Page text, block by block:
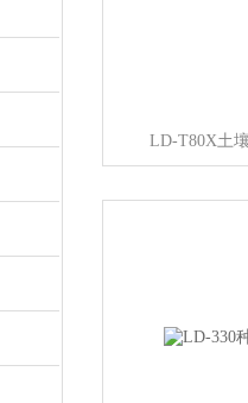
LD-T80X土